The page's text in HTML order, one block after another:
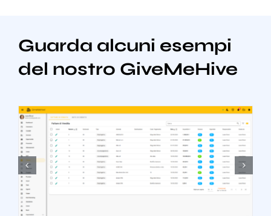
Guarda alcuni esempi
del nostro GiveMeHive